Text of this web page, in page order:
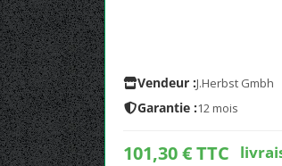
Vendeur :J.Herbst Gmbh
Garantie :12 mois
101,30 € TTC